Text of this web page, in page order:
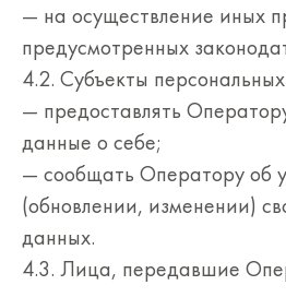
— на осуществление иных
предусмотренных
4.2. Субъекты
— предоставлять
данные о себе;
— сообщать Оператору об
(обновлении, изменении)
данных.
4.3. Лица, передавшие